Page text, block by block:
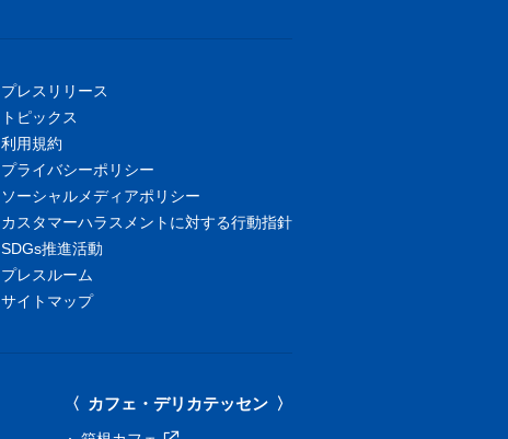
プレスリリース
トピックス
利用規約
プライバシーポリシー
ソーシャルメディアポリシー
カスタマーハラスメントに対する行動指針
SDGs推進活動
プレスルーム
サイトマップ
カフェ・デリカテッセン